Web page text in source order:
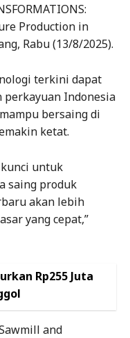
Production in
Rabu (13/8/2025).
terkini dapat
Indonesia
bersaing di
ketat.
untuk
saing produk
akan lebih
yang cepat,”
Rp255 Juta
and